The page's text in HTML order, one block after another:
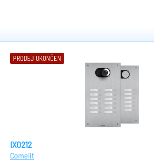
PRODEJ UKONČEN
IX0212
Comelit